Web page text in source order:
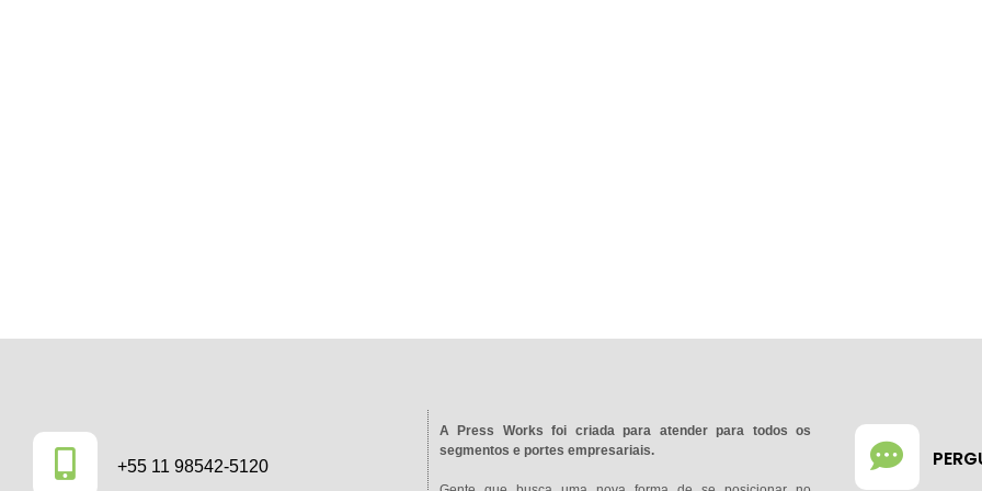
+55 11 98542-5120
A Press Works foi criada para atender para todos os
segmentos e portes empresariais.